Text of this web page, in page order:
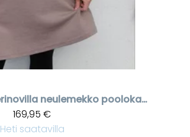
Beige Merinovilla neulemekko poolokauluksella
169,95 €
Heti saatavilla